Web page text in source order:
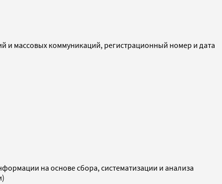
и массовых коммуникаций, регистрационный номер и дата
на основе сбора, систематизации и анализа